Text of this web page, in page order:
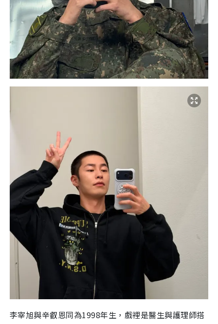
李宰旭與辛叡恩同為1998年生，戲裡是醫生與護理師搭